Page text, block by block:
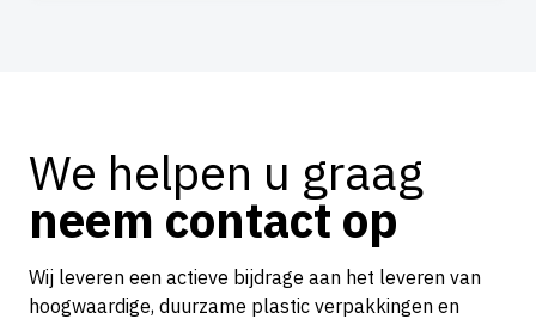
We helpen u graag
neem contact op
Wij leveren een actieve bijdrage aan het leveren van
hoogwaardige, duurzame plastic verpakkingen en